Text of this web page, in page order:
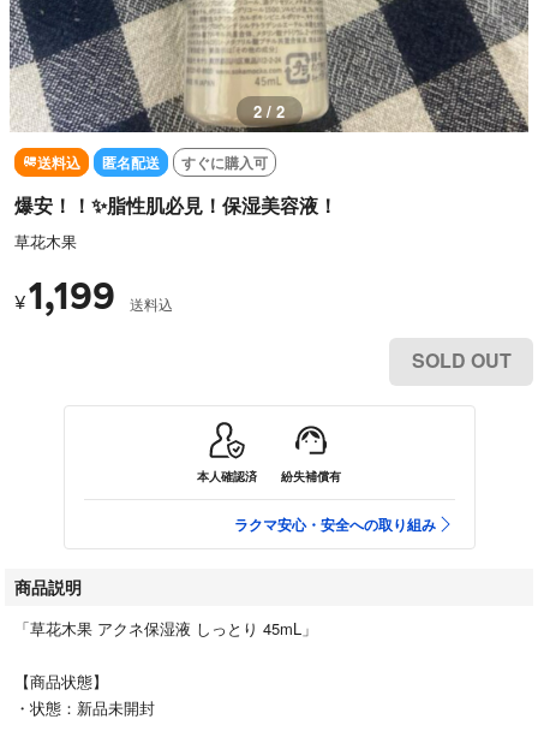
1 / 2
送料込 匿名配送 すぐに購入可
爆安！！✨脂性肌必見！保湿美容液！
草花木果
¥1,199 送料込
SOLD OUT
本人確認済 紛失補償有
ラクマ安心・安全への取り組み
商品説明
「草花木果 アクネ保湿液 しっとり 45mL」
【商品状態】
・状態：新品未開封